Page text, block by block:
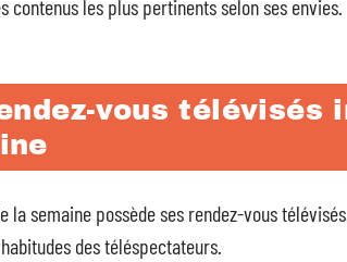
contenus les plus pertinents selon ses envies.
vous télévisés
la semaine possède ses rendez-vous
des téléspectateurs.